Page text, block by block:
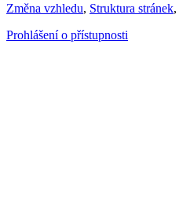
Změna vzhledu, Struktura stránek,
Prohlášení o přístupnosti